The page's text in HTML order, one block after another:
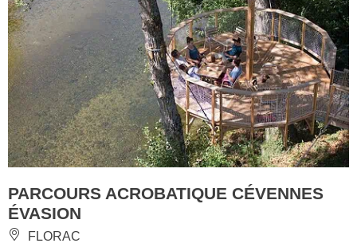
PARCOURS ACROBATIQUE CÉVENNES
ÉVASION
FLORAC